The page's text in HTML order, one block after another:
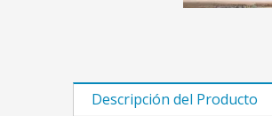
Descripción del Producto